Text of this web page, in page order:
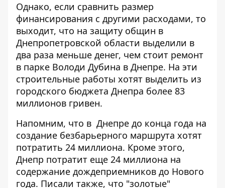
Однако, если сравнить размер
финансирования с другими расходами, то
выходит, что на защиту общин в
Днепропетровской области выделили в
два раза меньше денег, чем стоит ремонт
в парке Володи Дубина в Днепре. На эти
строительные работы хотят выделить из
городского бюджета Днепра более 83
миллионов гривен.
Напомним, что в Днепре до конца года на
создание безбарьерного маршрута хотят
потратить 24 миллиона. Кроме этого,
Днепр потратит еще 24 миллиона на
содержание дождеприемников до Нового
года. Писали также, что "золотые"